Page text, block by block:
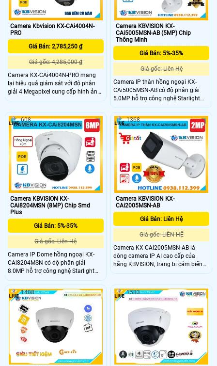
Camera Kbvision KX-CAi4004N-
PRO
Giá Bán: 2,785,250 ₫
Giá gốc: 4,285,000 ₫
Camera KX-CAi4004N-PRO mang
lại hiệu quả giám sát với độ phân
giải 4 Megapixel cung cấp hình ảnh
sắc nét, hỗ trợ tính năng AI-ISP và
dung lượng lưu trữ. Bên cạnh đó là
khả năng phát hiện thông minh như
hàng rào ảo, xâm nhập, và phân
biệt người/xe (SMD Plus) bảo vệ an
ninh hiệu quả
Camera KBVISION KX-
CAi5005MSN-AB (5MP) Chip
Thông Minh
Giá Bán: 5%-35%
Giá gốc: Liên Hệ
Camera IP thân hồng ngoại KX-
CAi5005MSN-AB có độ phân giải
5.0MP hỗ trợ công nghệ Starlight
cho hình ảnh sắc nét trong điều kiện
ánh sáng yếu. Với chuẩn nén
H.265+ chống ngược sáng WDR
120dB và tầm xa hồng ngoại 60m
đảm bảo giám sát hiệu quả cả ngày
lẫn đêm. Còn tích hợp AI phân biệt
người và xe, hỗ trợ thẻ nhớ 256GB,
PoE và đạt chuẩn chống bụi nước
IP67, phù hợp lắp đặt ngoài trời.
Camera KBVISION KX-
CAi8204MSN (8MP) Chip Smd
Plus
Giá Bán: 5%-35%
Giá gốc: Liên Hệ
Camera IP Dome hồng ngoại KX-
CAi8204MSN có độ phân giải
8.0MP hỗ trợ công nghệ Starlight
cho hình ảnh sắc nét ngay cả trong
điều kiện ánh sáng yếu. Với chuẩn
nén H.265+ chống ngược sáng WDR
120dB và tầm xa hồng ngoại 40m
giúp giám sát hiệu quả cả ngày lẫn
đêm. Camera còn tích hợp mic, khe
cắm thẻ nhớ 256GB và chức năng
phát hiện thông minh, giúp phân
biệt chính xác giữa người và xe.
608
Camera KBVISION KX-
CAi2005MSN-AB
Giá Bán: Liên Hệ
Giá gốc: LIÊN HỆ
Camera KX-CAi2005MSN-AB là
dòng camera IP AI cao cấp của
hãng KBVISION, trang bị cảm biến
Sony Stavis CMOS với độ phân giải
và chân thực. Camera tích hợp công
nghệ phát hiện thông minh như
các giải pháp giám sát thông minh
hồng ngoại 60m
1368
1408 1533